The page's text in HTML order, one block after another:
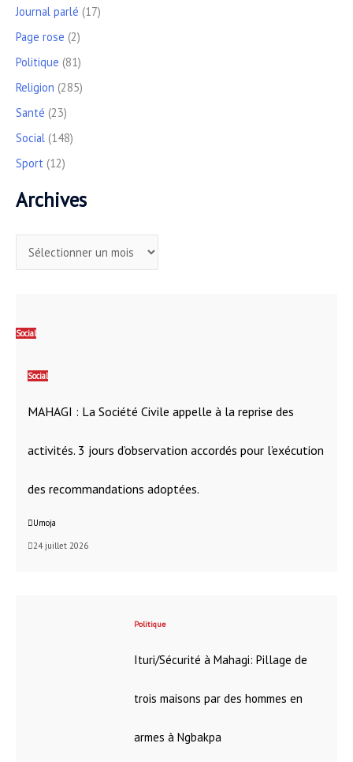
Journal parlé (17)
Page rose (2)
Politique (81)
Religion (285)
Santé (23)
Social (148)
Sport (12)
Archives
Social
Social
MAHAGI : La Société Civile appelle à la reprise des
activités. 3 jours d’observation accordés pour l’exécution
des recommandations adoptées.
Umoja
24 juillet 2026
Politique
Ituri/Sécurité à Mahagi: Pillage de
trois maisons par des hommes en
armes à Ngbakpa